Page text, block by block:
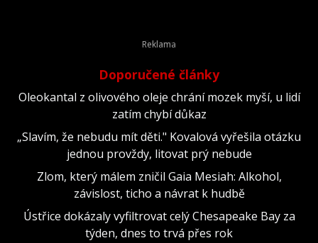
Doporučené články
Oleokantal z olivového oleje chrání mozek myší, u lidí
zatím chybí důkaz
„Slavím, že nebudu mít děti." Kovalová vyřešila otázku
jednou provždy, litovat prý nebude
Zlom, který málem zničil Gaia Mesiah: Alkohol,
závislost, ticho a návrat k hudbě
Ústřice dokázaly vyfiltrovat celý Chesapeake Bay za
týden, dnes to trvá přes rok